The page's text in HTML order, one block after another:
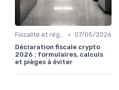
Fiscalité et réglementation • 07/05/2026
Déclaration fiscale crypto
2026 : formulaires, calculs
et pièges à éviter